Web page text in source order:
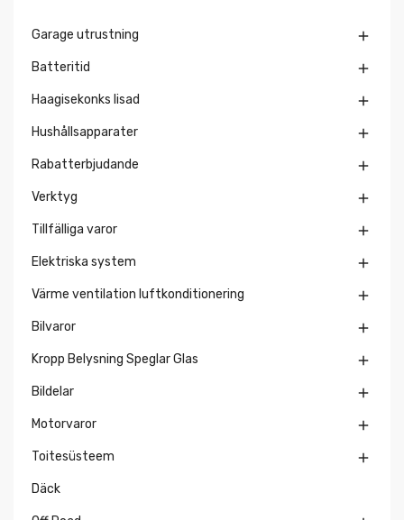
Garage utrustning 
Batteritid 
Haagisekonks lisad 
Hushållsapparater 
Rabatterbjudande 
Verktyg 
Tillfälliga varor 
Elektriska system 
Värme ventilation luftkonditionering 
Bilvaror 
Kropp Belysning Speglar Glas 
Bildelar 
Motorvaror 
Toitesüsteem 
Däck